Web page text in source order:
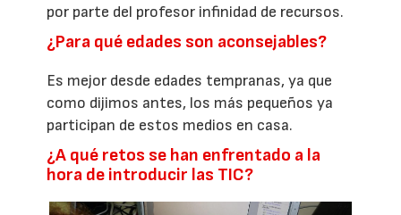
por parte del profesor infinidad de recursos.
¿Para qué edades son aconsejables?
Es mejor desde edades tempranas, ya que
como dijimos antes, los más pequeños ya
participan de estos medios en casa.
¿A qué retos se han enfrentado a la
hora de introducir las TIC?